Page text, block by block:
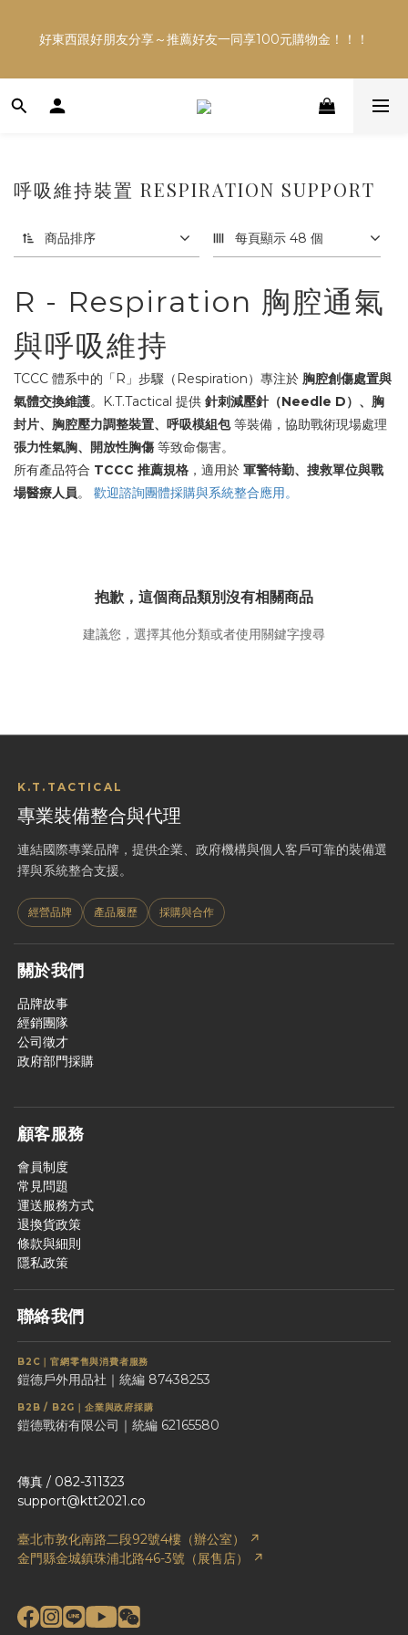
認現貨數量，以避免空等。
好東西跟好朋友分享～推薦好友一同享100元購物金！！！
多平台銷售，商品資訊及數量恐不即時，購買前可與小編確
呼吸維持裝置 RESPIRATION SUPPORT
商品排序 每頁顯示 48 個
R - Respiration 胸腔通氣
與呼吸維持
TCCC 體系中的「R」步驟（Respiration）專注於 胸腔創傷處置與
氣體交換維護。K.T.Tactical 提供 針刺減壓針（Needle D）、胸
封片、胸腔壓力調整裝置、呼吸模組包等裝備，協助戰術現場處理
張力性氣胸、開放性胸傷 等致命傷害。
所有產品符合 TCCC 推薦規格 ，適用於 軍警特勤、搜救單位與戰
場醫療人員。 歡迎諮詢團體採購與系統整合應用。
抱歉，這個商品類別沒有相關商品
建議您，選擇其他分類或者使用關鍵字搜尋
K.T.TACTICAL
專業裝備整合與代理
連結國際專業品牌，提供企業、政府機構與個人客戶可靠的裝備選
擇與系統整合支援。
經營品牌 產品履歷 採購與合作
關於我們
品牌故事
經銷團隊
公司徵才
政府部門採購
顧客服務
會員制度
常見問題
運送服務方式
退換貨政策
條款與細則
隱私政策
聯絡我們
B2C｜官網零售與消費者服務
鎧德戶外用品社｜統編 87438253
B2B / B2G｜企業與政府採購
鎧德戰術有限公司｜統編 62165580
傳真 / 082-311323
support@ktt2021.co
臺北市敦化南路二段92號4樓（辦公室） ↗
金門縣金城鎮珠浦北路46-3號（展售店） ↗